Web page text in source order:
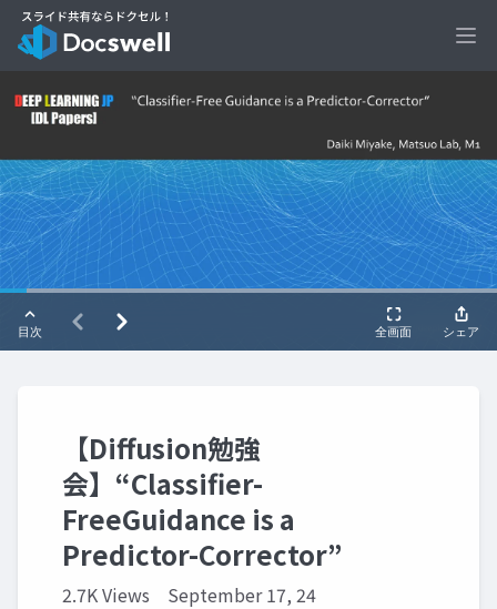
【Diffusion勉強
会】“Classifier-
FreeGuidance is a
Predictor-Corrector”
2.7K Views September 17, 24